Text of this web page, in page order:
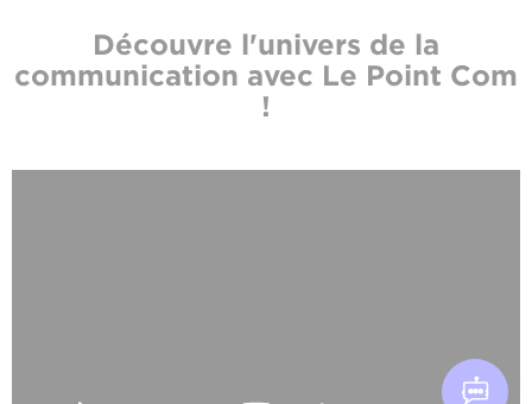
Découvre l'univers de la
communication avec Le Point Com
!